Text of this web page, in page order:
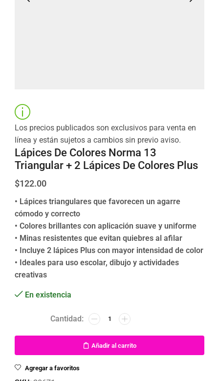
Los precios publicados son exclusivos para venta en
línea y están sujetos a cambios sin previo aviso.
Lápices De Colores Norma 13
Triangular + 2 Lápices De Colores Plus
$122.00
• Lápices triangulares que favorecen un agarre
cómodo y correcto
• Colores brillantes con aplicación suave y uniforme
• Minas resistentes que evitan quiebres al afilar
• Incluye 2 lápices Plus con mayor intensidad de color
• Ideales para uso escolar, dibujo y actividades
creativas
En existencia
Añadir al carrito
Agregar a favoritos